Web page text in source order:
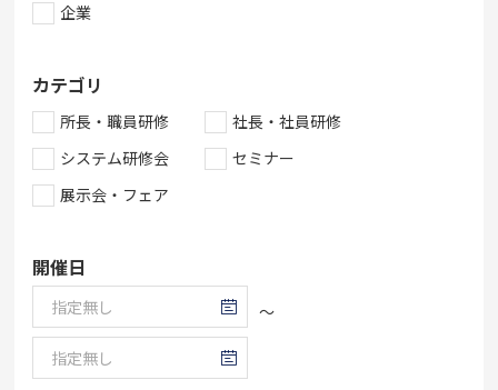
企業
カテゴリ
所長・職員研修
社長・社員研修
システム研修会
セミナー
展示会・フェア
開催日
～